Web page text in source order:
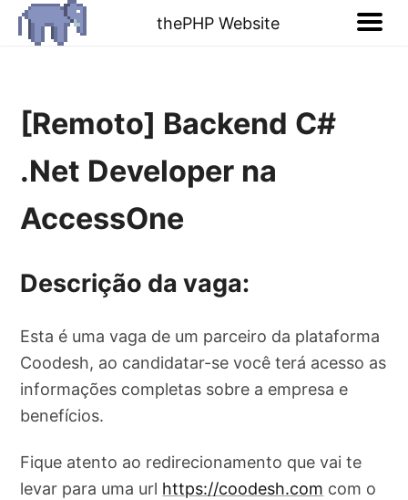
thePHP Website
[Remoto] Backend C#
.Net Developer na
AccessOne
Descrição da vaga:
Esta é uma vaga de um parceiro da plataforma
Coodesh, ao candidatar-se você terá acesso as
informações completas sobre a empresa e
benefícios.
Fique atento ao redirecionamento que vai te
levar para uma url https://coodesh.com com o